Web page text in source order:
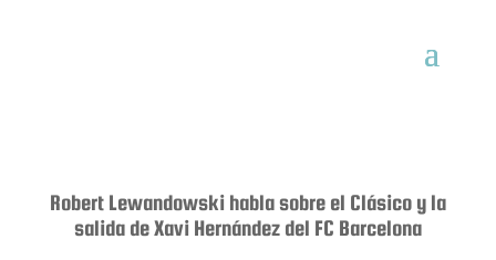
Robert Lewandowski habla sobre el Clásico y la
salida de Xavi Hernández del FC Barcelona